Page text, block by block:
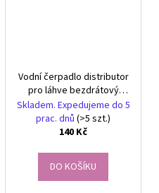
Vodní čerpadlo distributor
pro láhve bezdrátový
elektrický dávkovač
Skladem. Expedujeme do 5
prac. dnů (>5 szt.)
140 Kč
DO KOŠÍKU